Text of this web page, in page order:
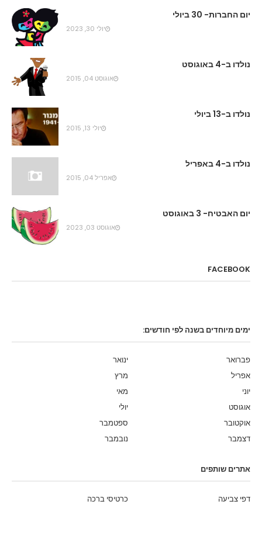
יום החברות- 30 ביולי
יולי 30, 2023
נולדו ב-4 באוגוסט
אוגוסט 04, 2015
נולדו ב-13 ביולי
יולי 13, 2015
נולדו ב-4 באפריל
אפריל 04, 2015
יום האבטיח- 3 באוגוסט
אוגוסט 03, 2023
FACEBOOK
ימים מיוחדים בשנה לפי חודשים:
ינואר
פברואר
מרץ
אפריל
מאי
יוני
יולי
אוגוסט
ספטמבר
אוקטובר
נובמבר
דצמבר
אתרים שותפים
כרטיסי ברכה דפי צביעה